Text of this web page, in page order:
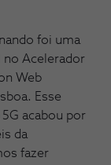
foi uma
no Acelerador
Web
Esse
acabou por
da
fazer